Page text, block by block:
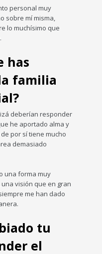
personal muy
sobre mí misma,
lo muchísimo que
has
familia
deberían responder
he aportado alma y
por sí tiene mucho
demasiado
una forma muy
visión que en gran
me han dado
tu
el